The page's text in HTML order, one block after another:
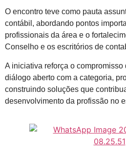
O encontro teve como pauta
contábil, abordando pontos
profissionais da área e o
Conselho e os escritórios de
A iniciativa reforça o
diálogo aberto com a categoria,
construindo soluções que
desenvolvimento da profissão no